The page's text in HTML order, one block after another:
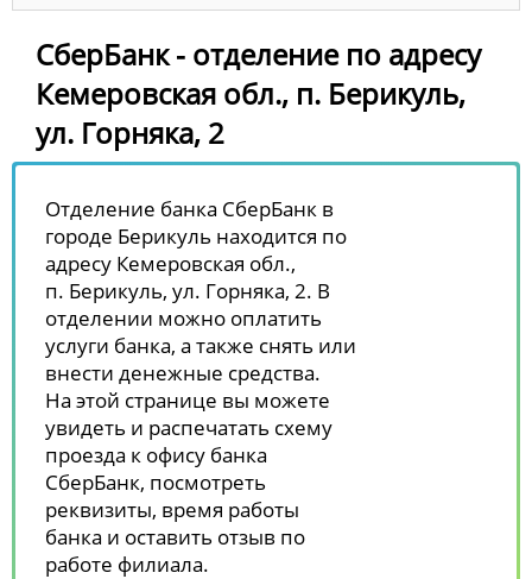
СберБанк - отделение по адресу
Кемеровская обл., п. Берикуль,
ул. Горняка, 2
Отделение банка СберБанк в
городе Берикуль находится по
адресу Кемеровская обл.,
п. Берикуль, ул. Горняка, 2. В
отделении можно оплатить
услуги банка, а также снять или
внести денежные средства.
На этой странице вы можете
увидеть и распечатать схему
проезда к офису банка
СберБанк, посмотреть
реквизиты, время работы
банка и оставить отзыв по
работе филиала.